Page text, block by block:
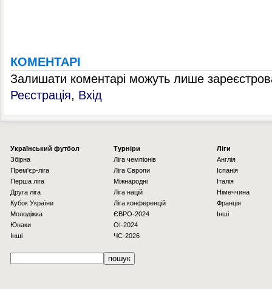
КОМЕНТАРІ
Залишати коментарі можуть лише
Реєстрація, Вхід
Українcький футбол
Збірна
Прем'єр-ліга
Перша ліга
Друга ліга
Кубок України
Молодіжка
Юнаки
Інші
Турніри
Ліга чемпіонів
Ліга Європи
Міжнародні
Ліга націй
Ліга конференцій
ЄВРО-2024
OI-2024
ЧС-2026
Ліги
Англія
Іспанія
Італія
Німеччина
Франція
Інші